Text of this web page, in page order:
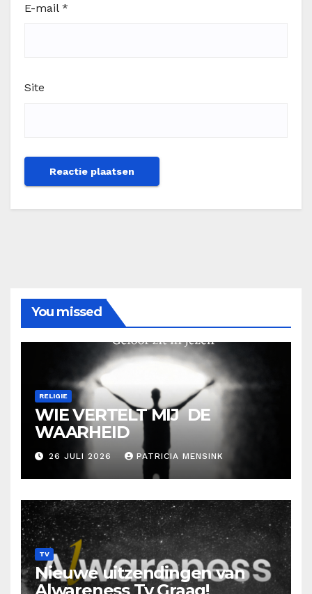
E-mail *
Site
You missed
RELIGIE
WIE VERTELT MIJ DE
WAARHEID
26 JULI 2026 PATRICIA MENSINK
TV
Nieuwe uitzendingen van